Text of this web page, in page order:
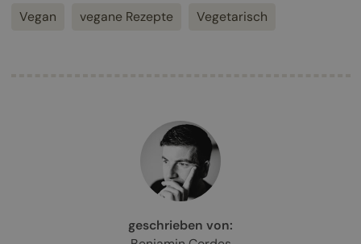
Vegan vegane Rezepte Vegetarisch
geschrieben von: